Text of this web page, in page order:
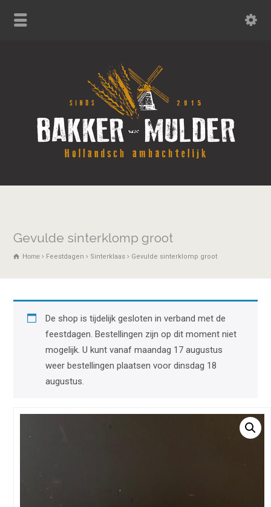
Gevulde sinterklomp groot
Home Feestdagen Sinterklaas Gevulde sinterklomp groot
De shop is tijdelijk gesloten in verband met de
feestdagen. Bestellingen zijn op dit moment niet
mogelijk. U kunt vanaf maandag 17 augustus
weer bestellingen plaatsen voor dinsdag 18
augustus.